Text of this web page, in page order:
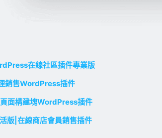
在線社區插件專業版
銷售WordPress插件
面構建塊WordPress插件
版|在線商店會員銷售插件